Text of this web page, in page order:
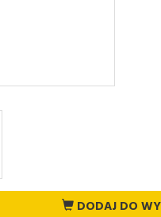
DODAJ DO